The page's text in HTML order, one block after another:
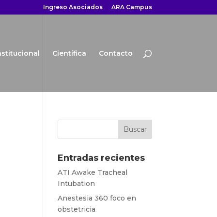
Ingreso Asociados ARA Campus
Científica Contacto
Entradas recientes
ATI Awake Tracheal
Intubation
Anestesia 360 foco en
obstetricia